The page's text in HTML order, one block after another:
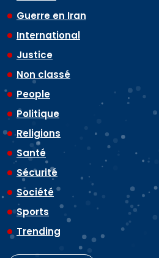
Guerre en Iran
International
Justice
Non classé
People
Politique
Religions
Santé
Sécurité
Société
Sports
Trending